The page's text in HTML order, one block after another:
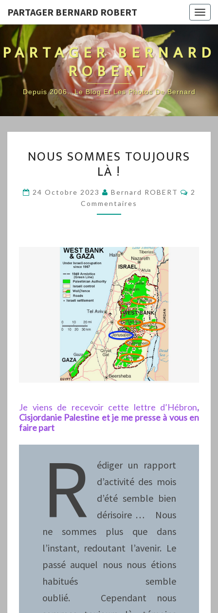
PARTAGER BERNARD ROBERT
PARTAGER BERNARD
ROBERT
Depuis 2006…Le Blog Et Les Photos De Bernard
SOMMES
TOUJOURS
NOUS SOMMES TOUJOURS
LÀ !
24 Octobre 2023 Bernard ROBERT
2
Commentaires
Je viens de recevoir cette lettre d’Hébron,
Cisjordanie Palestine et je me presse à vous en
faire part
R
édiger un rapport
d’activité des mois
d’été semble bien
dérisoire … Nous
ne sommes plus que dans
l’instant, redoutant l’avenir. Le
passé auquel nous nous étions
habitués semble
oublié. Cependant nous